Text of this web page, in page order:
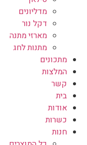
מדליונים
דקל נור
מארזי מתנה
מתנות לחג
מתכונים
המלצות
קשר
בית
אודות
כשרות
חנות